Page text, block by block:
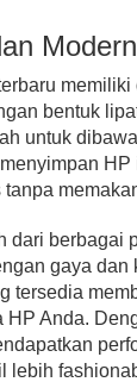
Modern
memiliki
bentuk
untuk
HP
dari berbagai
gaya dan
tersedia
HP Anda.
lebih